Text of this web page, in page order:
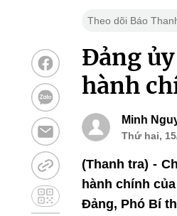
Theo dõi Báo
Đảng
hành
Minh
Thứ hai,
(Thanh tra) -
hành chính
Đảng, Phó Bí